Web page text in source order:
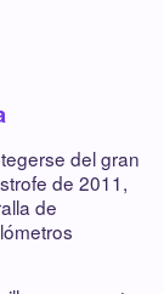
del gran
de 2011,
de